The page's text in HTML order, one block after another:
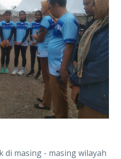
masing - masing wilayah